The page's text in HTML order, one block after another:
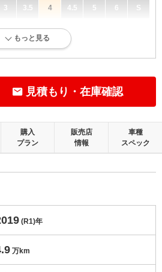
3 3.5 4 4.5 5 6 S
的に良好な状態です。
になる使用感やいたみが若干あります。
この中古車の「車両品質評価書」を見る
もっと見る
見積もり・在庫確認
購入
プラン
販売店
情報
車種
スペック
(R1)年
万km